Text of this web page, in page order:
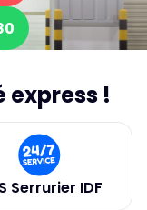
!
Serrurier IDF